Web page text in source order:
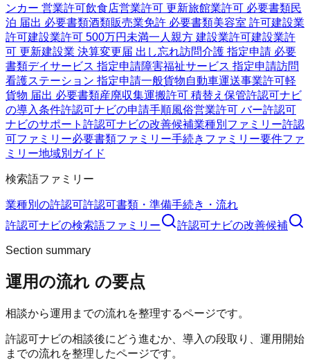
ンカー 営業許可飲食店営業許可 更新旅館業許可 必要書類民
泊 届出 必要書類酒類販売業免許 必要書類美容室 許可建設業
許可建設業許可 500万円未満一人親方 建設業許可建設業許
可 更新建設業 決算変更届 出し忘れ訪問介護 指定申請 必要
書類デイサービス 指定申請障害福祉サービス 指定申請訪問
看護ステーション 指定申請一般貨物自動車運送事業許可軽
貨物 届出 必要書類産廃収集運搬許可 積替え保管許認可ナビ
の導入条件許認可ナビの申請手順風俗営業許可 バー許認可
ナビのサポート 許認可ナビの改善候補業種別ファミリー許認
可ファミリー必要書類ファミリー手続きファミリー要件ファ
ミリー地域別ガイド
検索語ファミリー
業種別の許認可許認可書類・準備手続き・流れ
許認可ナビの検索語ファミリー 許認可ナビの改善候補
Section summary
運用の流れ の要点
相談から運用までの流れを整理するページです。
許認可ナビの相談後にどう進むか、導入の段取り、運用開始
までの流れを整理したページです。